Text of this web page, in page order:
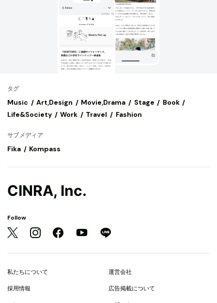
タグ
Music Art,Design Movie,Drama Stage
Book
Life&Society
Work Travel Fashion
サブメディア
Fika Kompass
CINRA, Inc.
Follow
私たちについて 運営会社
採用情報 広告掲載について